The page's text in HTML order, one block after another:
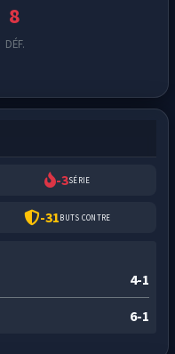
8
DÉF.
-3SÉRIE
-31BUTS CONTRE
4-1
6-1